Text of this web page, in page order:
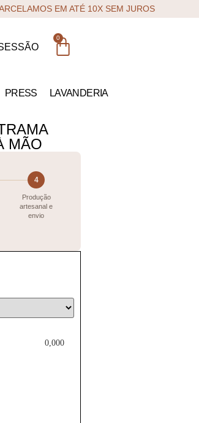
EM ATÉ 10X SEM JUROS
0
PRESS LAVANDERIA
MÃO
4
Produção
artesanal e
envio
0,000